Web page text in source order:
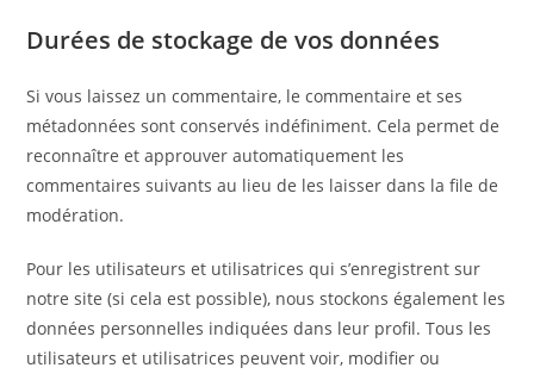
Durées de stockage de vos données
Si vous laissez un commentaire, le commentaire et ses
métadonnées sont conservés indéfiniment. Cela permet de
reconnaître et approuver automatiquement les
commentaires suivants au lieu de les laisser dans la file de
modération.
Pour les utilisateurs et utilisatrices qui s’enregistrent sur
notre site (si cela est possible), nous stockons également les
données personnelles indiquées dans leur profil. Tous les
utilisateurs et utilisatrices peuvent voir, modifier ou